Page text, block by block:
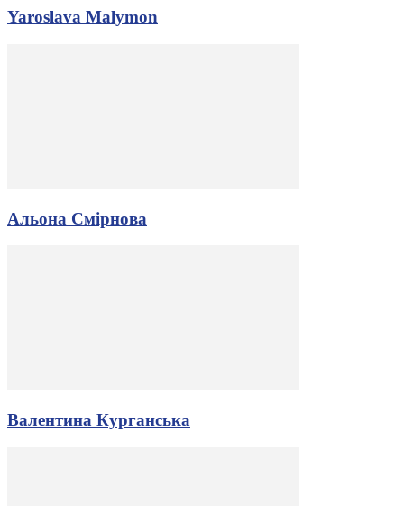
Yaroslava Malymon
Альона Смірнова
Валентина Курганська